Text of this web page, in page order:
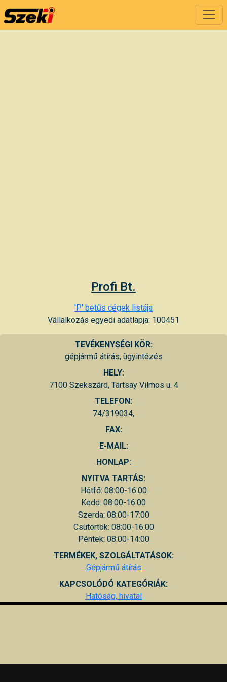
Profi Bt.
'P' betűs cégek listája
Vállalkozás egyedi adatlapja: 100451
TEVÉKENYSÉGI KÖR:
gépjármű átírás, ügyintézés
HELY:
7100 Szekszárd, Tartsay Vilmos u. 4
TELEFON:
74/319034,
FAX:
E-MAIL:
HONLAP:
NYITVA TARTÁS:
Hétfő: 08:00-16:00
Kedd: 08:00-16:00
Szerda: 08:00-17:00
Csütörtök: 08:00-16:00
Péntek: 08:00-14:00
TERMÉKEK, SZOLGÁLTATÁSOK:
Gépjármű átírás
KAPCSOLÓDÓ KATEGÓRIÁK:
Hatóság, hivatal